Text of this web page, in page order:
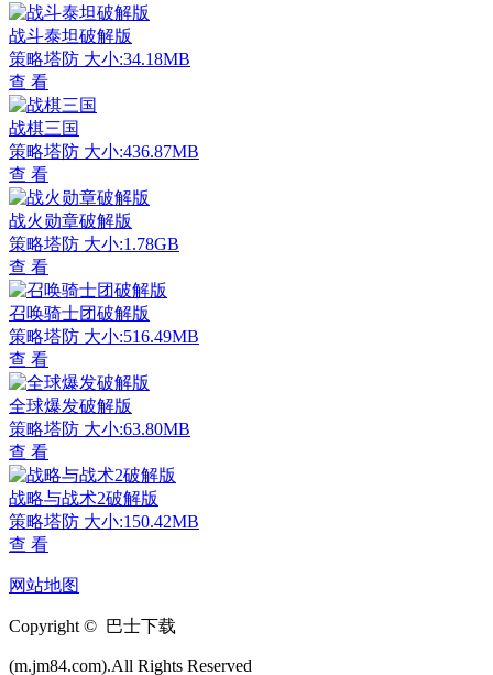
战斗泰坦破解版
策略塔防 大小:34.18MB
查 看
战棋三国
策略塔防 大小:436.87MB
查 看
战火勋章破解版
策略塔防 大小:1.78GB
查 看
召唤骑士团破解版
策略塔防 大小:516.49MB
查 看
全球爆发破解版
策略塔防 大小:63.80MB
查 看
战略与战术2破解版
策略塔防 大小:150.42MB
查 看
网站地图
Copyright © 巴士下载
(m.jm84.com).All Rights Reserved